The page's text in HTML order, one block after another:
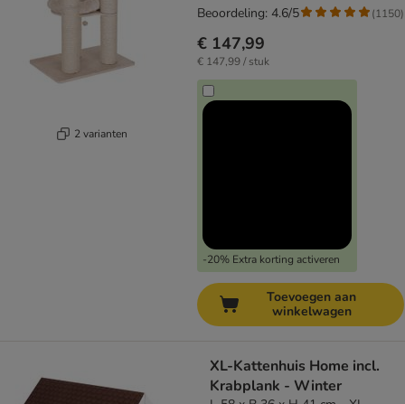
2 varianten
€ 147,99
€ 147,99 / stuk
-20% Extra korting activeren
Beoordeling: 4.6/5 (1150)
Toevoegen aan
winkelwagen
XL-Kattenhuis Home incl.
Krabplank - Winter